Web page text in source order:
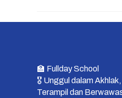
🏫 Fullday School
🎖 Unggul dalam
Terampil dan